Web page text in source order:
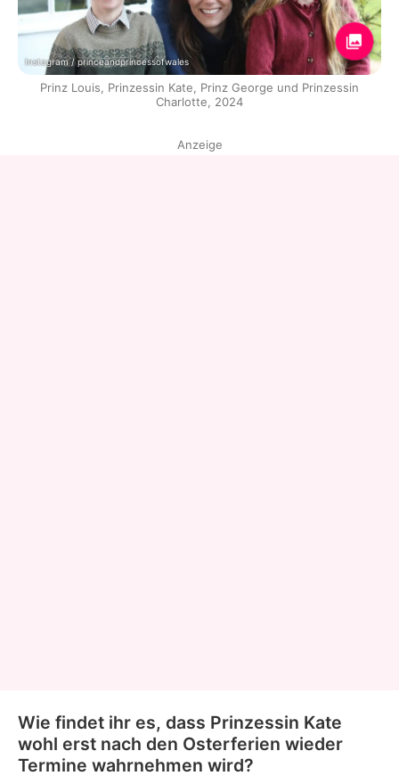
Instagram / princeandprincessofwales
Prinz Louis, Prinzessin Kate, Prinz George und Prinzessin
Charlotte, 2024
Anzeige
Wie findet ihr es, dass Prinzessin Kate
wohl erst nach den Osterferien wieder
Termine wahrnehmen wird?